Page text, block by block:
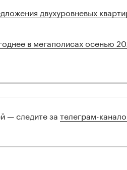
двухуровневых
в мегаполисах осенью
— следите за телеграм-